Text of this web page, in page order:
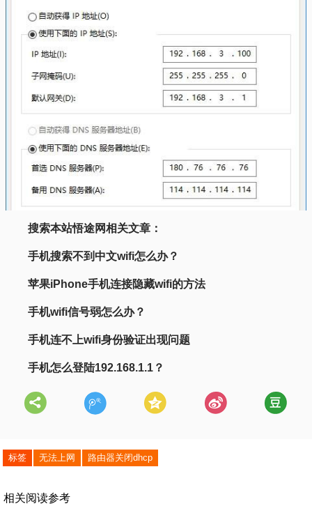
搜索本站悟途网相关文章：
手机搜索不到中文wifi怎么办？
苹果iPhone手机连接隐藏wifi的方法
手机wifi信号弱怎么办？
手机连不上wifi身份验证出现问题
手机怎么登陆192.168.1.1？
标签 无法上网 路由器关闭dhcp
相关阅读参考